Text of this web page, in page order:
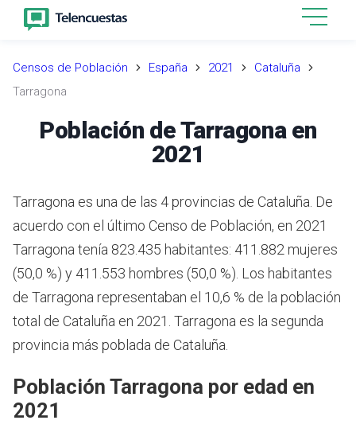
Censos de Población España 2021
Cataluña
Tarragona
Población de Tarragona en
2021
Tarragona es una de las 4 provincias de Cataluña. De
acuerdo con el último Censo de Población, en 2021
Tarragona tenía 823.435 habitantes: 411.882 mujeres
(50,0 %) y 411.553 hombres (50,0 %). Los habitantes
de Tarragona representaban el 10,6 % de la población
total de Cataluña en 2021. Tarragona es la segunda
provincia más poblada de Cataluña.
Población Tarragona por edad en
2021